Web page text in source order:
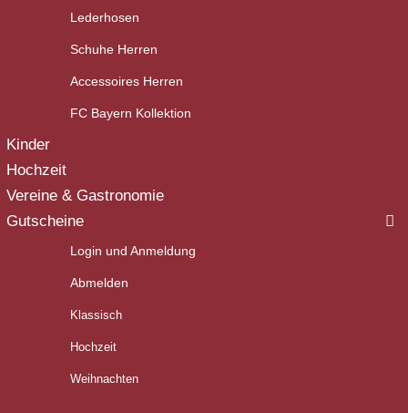
Lederhosen
Schuhe Herren
Accessoires Herren
FC Bayern Kollektion
Kinder
Hochzeit
Vereine & Gastronomie
Gutscheine
Login und Anmeldung
Abmelden
Klassisch
Hochzeit
Weihnachten